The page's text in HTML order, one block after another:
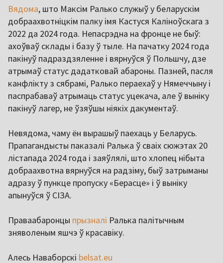
Вядома, што Максім Ралько служыў у беларускім
добраахвотніцкім палку імя Кастуся Каліноўскага з
2022 да 2024 года. Непасрэдна на фронце не быў:
ахоўваў склады і базу ў тыле. На пачатку 2024 года
пакінуў падраздзяленне і вярнуўся ў Польшчу, дзе
атрымаў статус дадатковай абароны. Пазней, пасля
канфлікту з сябрамі, Ралько пераехаў у Нямеччыну і
паспрабаваў атрымаць статус уцекача, але ў выніку
пакінуў лагер, не ўзяўшы ніякіх дакументаў.
Невядома, чаму ён вырашыў паехаць у Беларусь.
Прапагандысты паказалі Ралька ў сваіх сюжэтах 20
лістапада 2024 года і заяўлялі, што хлопец нібыта
добраахвотна вярнуўся на радзіму, быў затрыманы
адразу ў пункце пропуску «Берасце» і ў выніку
апынуўся ў СІЗА.
Праваабаронцы прызналі Ралька палітычным
зняволеным яшчэ ў красавіку.
Алесь Наваборскі belsat.eu